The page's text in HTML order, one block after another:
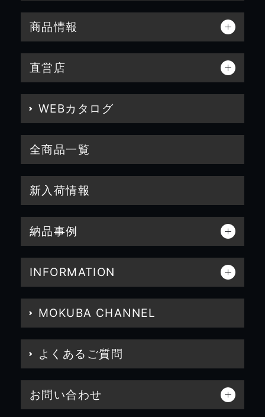
商品情報
直営店
WEBカタログ
全商品一覧
新入荷情報
納品事例
INFORMATION
MOKUBA CHANNEL
よくあるご質問
お問い合わせ